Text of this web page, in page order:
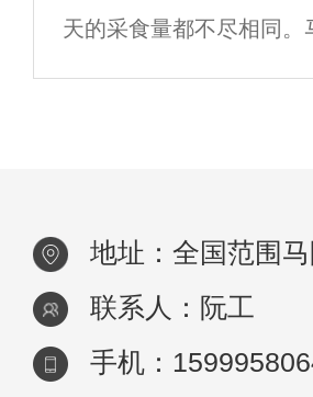
中，结合台阶路，在两
坑，
天的采食量都不尽相同
以保证马的健康和匀称
地址：全国范围
联系人：阮工
手机：